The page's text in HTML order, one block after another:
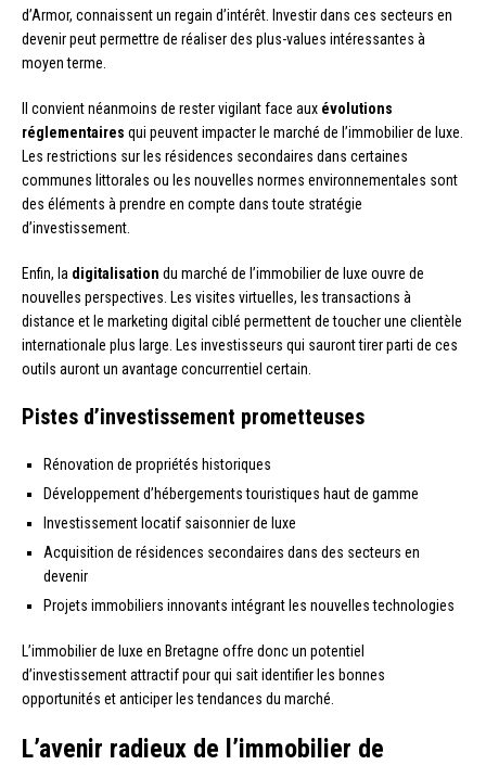
d’Armor, connaissent un regain d’intérêt. Investir dans ces secteurs en
devenir peut permettre de réaliser des plus-values intéressantes à
moyen terme.
Il convient néanmoins de rester vigilant face aux évolutions
réglementaires qui peuvent impacter le marché de l’immobilier de luxe.
Les restrictions sur les résidences secondaires dans certaines
communes littorales ou les nouvelles normes environnementales sont
des éléments à prendre en compte dans toute stratégie
d’investissement.
Enfin, la digitalisation du marché de l’immobilier de luxe ouvre de
nouvelles perspectives. Les visites virtuelles, les transactions à
distance et le marketing digital ciblé permettent de toucher une clientèle
internationale plus large. Les investisseurs qui sauront tirer parti de ces
outils auront un avantage concurrentiel certain.
Pistes d’investissement prometteuses
Rénovation de propriétés historiques
Développement d’hébergements touristiques haut de gamme
Investissement locatif saisonnier de luxe
Acquisition de résidences secondaires dans des secteurs en
devenir
Projets immobiliers innovants intégrant les nouvelles technologies
L’immobilier de luxe en Bretagne offre donc un potentiel
d’investissement attractif pour qui sait identifier les bonnes
opportunités et anticiper les tendances du marché.
L’avenir radieux de l’immobilier de